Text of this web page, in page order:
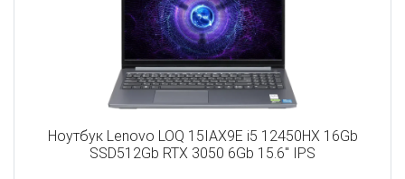
Ноутбук Lenovo LOQ 15IAX9E i5 12450HX 16Gb
SSD512Gb RTX 3050 6Gb 15.6" IPS